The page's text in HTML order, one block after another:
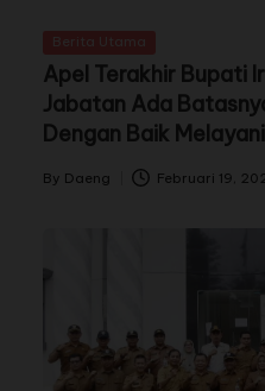
Apel Terakhir Bupati
Jabatan Ada
Dengan Baik
Pandeglang
By Daeng Februari 19,